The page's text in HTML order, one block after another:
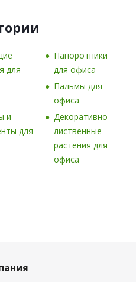
для
Папоротники
для офиса
Пальмы для
офиса
и
для
Декоративно-
лиственные
растения для
офиса